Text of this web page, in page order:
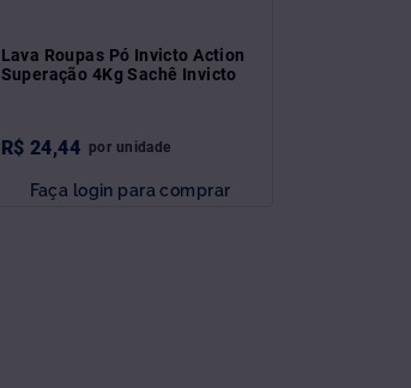
Lava Roupas Pó Invicto Action
Superação 4Kg Sachê Invicto
R$ 24,44 por unidade
Faça login para comprar